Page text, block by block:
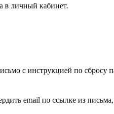
в личный кабинет.
с инструкцией по
email по ссылке из